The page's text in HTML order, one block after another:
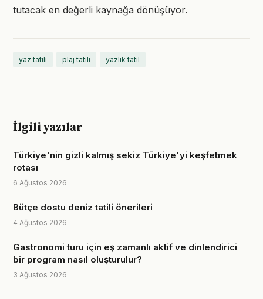
tutacak en değerli kaynağa dönüşüyor.
yaz tatili plaj tatili yazlık tatil
İlgili yazılar
Türkiye'nin gizli kalmış sekiz Türkiye'yi keşfetmek
rotası
6 Ağustos 2026
Bütçe dostu deniz tatili önerileri
4 Ağustos 2026
Gastronomi turu için eş zamanlı aktif ve dinlendirici
bir program nasıl oluşturulur?
3 Ağustos 2026